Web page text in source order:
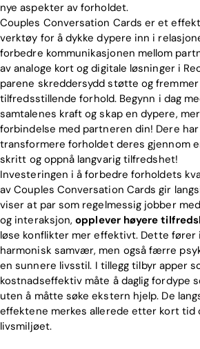
nye aspekter av forholdet.
Couples Conversation Cards er et
verktøy for å dykke dypere inn i
forbedre kommunikasjonen mellom
av analoge kort og digitale løsninger i
parene skreddersydd støtte og
tilfredsstillende forhold. Begynn i dag
samtalenes kraft og skap en dypere,
forbindelse med partneren din! Dere
transformere forholdet deres gjennom
skritt og oppnå langvarig tilfredshet!
Investeringen i å forbedre forholdets
av Couples Conversation Cards gir
viser at par som regelmessig jobber
og interaksjon,opplever høyere
løse konflikter mer effektivt. Dette fører
harmonisk samvær, men også færre
en sunnere livsstil. I tillegg tilbyr apper
kostnadseffektiv måte å daglig fordype
uten å måtte søke ekstern hjelp. De
effektene merkes allerede etter kort tid
livsmiljøet.